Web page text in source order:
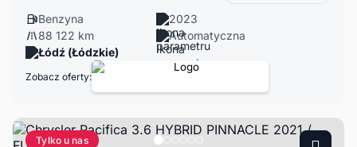
Benzyna
2023
88 122 km
Automatyczna
Łódź (Łódzkie)
Zobacz oferty:
Tylko u nas